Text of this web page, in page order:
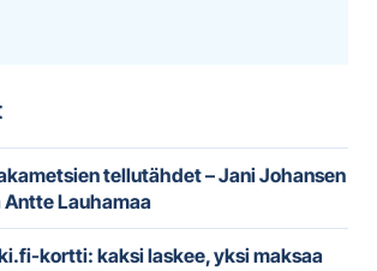
tellutähdet – Jani Johansen
Antte Lauhamaa
kortti: kaksi laskee, yksi maksaa